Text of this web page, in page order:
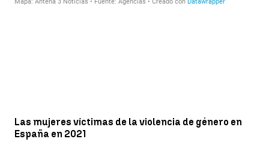
Las mujeres víctimas de la violencia de género en
España en 2021